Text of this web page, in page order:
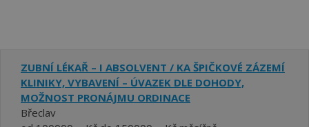
ZUBNÍ LÉKAŘ – I ABSOLVENT / KA ŠPIČKOVÉ ZÁZEMÍ
KLINIKY, VYBAVENÍ – ÚVAZEK DLE DOHODY,
MOŽNOST PRONÁJMU ORDINACE
Břeclav